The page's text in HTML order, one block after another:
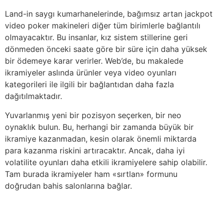
Land-in saygı kumarhanelerinde, bağımsız artan jackpot
video poker makineleri diğer tüm birimlerle bağlantılı
olmayacaktır. Bu insanlar, kız sistem stillerine geri
dönmeden önceki saate göre bir süre için daha yüksek
bir ödemeye karar verirler. Web’de, bu makalede
ikramiyeler aslında ürünler veya video oyunları
kategorileri ile ilgili bir bağlantıdan daha fazla
dağıtılmaktadır.
Yuvarlanmış yeni bir pozisyon seçerken, bir neo
oynaklık bulun. Bu, herhangi bir zamanda büyük bir
ikramiye kazanmadan, kesin olarak önemli miktarda
para kazanma riskini artıracaktır. Ancak, daha iyi
volatilite oyunları daha etkili ikramiyelere sahip olabilir.
Tam burada ikramiyeler ham «sırtlan» formunu
doğrudan bahis salonlarına bağlar.